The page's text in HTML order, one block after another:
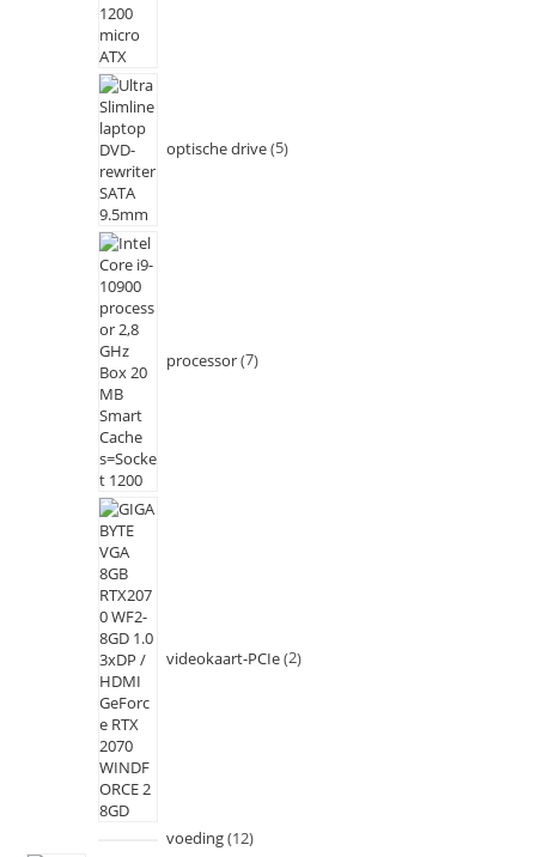
optische drive 5
processor 7
videokaart-PCIe 2
voeding 12